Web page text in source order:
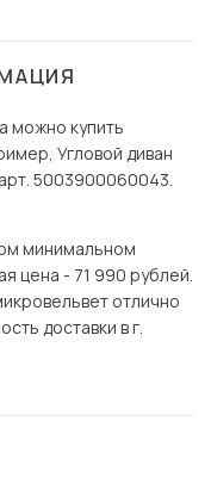
можно купить
Угловой диван
5003900060043.
минимальном
цена - 71 990 рублей.
отлично
доставки в г.